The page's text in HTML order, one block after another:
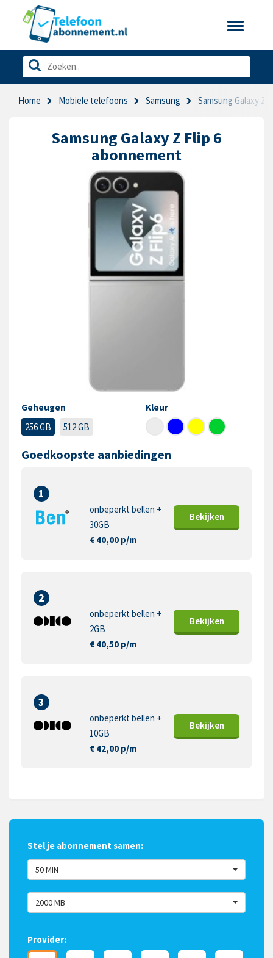
Toggle
Home Mobiele telefoons Samsung Samsung Galaxy Z
Samsung Galaxy Z Flip 6
abonnement
Geheugen
256 GB
512 GB
Kleur
Goedkoopste aanbiedingen
1
onbeperkt bellen +
30GB
€ 40,00 p/m
Bekijken
2
onbeperkt bellen +
2GB
€ 40,50 p/m
Bekijken
3
onbeperkt bellen +
10GB
€ 42,00 p/m
Bekijken
Stel je abonnement samen:
50 MIN
2000 MB
Provider: